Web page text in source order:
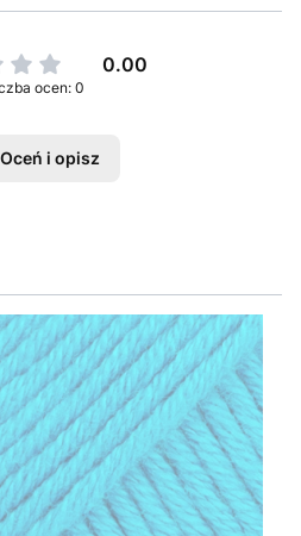
0.00
ocen: 0
Oceń i opisz